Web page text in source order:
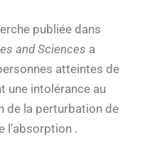
publiée dans
and Sciences a
atteintes de
une intolérance au
de la perturbation de
l’absorption .